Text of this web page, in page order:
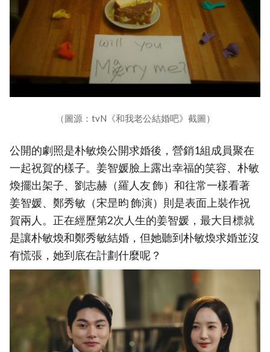
（圖源：tvN《和我老公結婚吧》截圖）
公開的劇照是朴敏煥公開求婚後，營銷1組成員聚在
一起祝賀的樣子。姜智媛臉上露出幸福的笑容、朴敏
煥擺出架子、劉志赫（羅人友 飾）和往常一樣看著
姜智媛、鄭秀敏（宋昰昀 飾演）則是表面上裝作祝
賀兩人。正在經歷第2次人生的姜智媛，最大目標就
是讓朴敏煥和鄭秀敏結婚，但她聽到朴敏煥求婚並沒
有慌張，她到底在計劃什麼呢？